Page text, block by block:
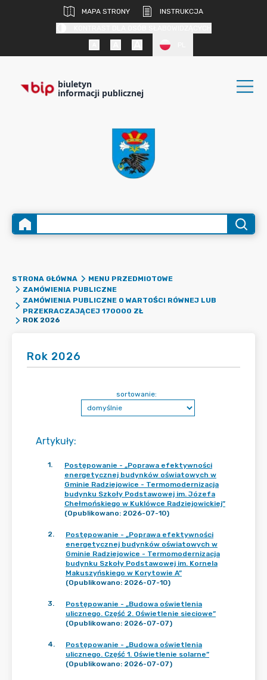
MAPA STRONY
INSTRUKCJA
biuletyn
informacji publicznej
STRONA GŁÓWNA
MENU PRZEDMIOTOWE
ZAMÓWIENIA PUBLICZNE
ZAMÓWIENIA PUBLICZNE O WARTOŚCI RÓWNEJ LUB
PRZEKRACZAJĄCEJ 170000 ZŁ
ROK 2026
Rok 2026
Artykuły:
sortowanie:
1.
Postępowanie - „Poprawa efektywności
energetycznej budynków oświatowych w
Gminie Radziejowice - Termomodernizacja
budynku Szkoły Podstawowej im. Józefa
Chełmońskiego w Kuklówce Radziejowickiej”
(Opublikowano: 2026-07-10)
2.
Postępowanie - „Poprawa efektywności
energetycznej budynków oświatowych w
Gminie Radziejowice - Termomodernizacja
budynku Szkoły Podstawowej im. Kornela
Makuszyńskiego w Korytowie A”
(Opublikowano: 2026-07-10)
3.
Postępowanie - „Budowa oświetlenia
ulicznego. Część 2. Oświetlenie sieciowe”
(Opublikowano: 2026-07-07)
4.
Postępowanie - „Budowa oświetlenia
ulicznego. Część 1. Oświetlenie solarne”
(Opublikowano: 2026-07-07)